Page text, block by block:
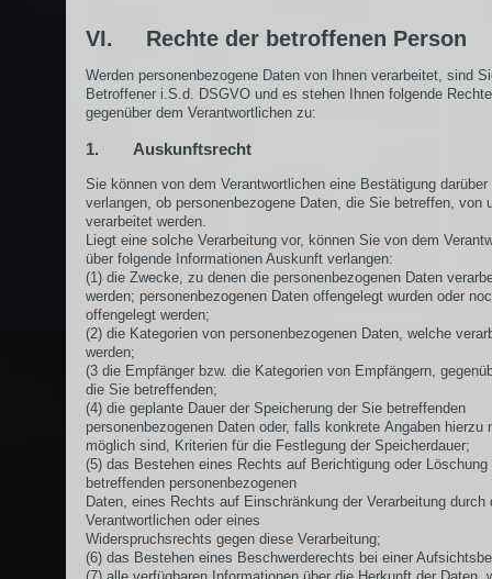
VI. Rechte der betroffenen Person
Werden personenbezogene Daten von Ihnen verarbeitet, sind
Betroffener i.S.d. DSGVO und es stehen Ihnen folgende Rechte
gegenüber dem Verantwortlichen zu:
1. Auskunftsrecht
Sie können von dem Verantwortlichen eine Bestätigung darüber
verlangen, ob personenbezogene Daten, die Sie betreffen, von
verarbeitet werden.
Liegt eine solche Verarbeitung vor, können Sie von dem
über folgende Informationen Auskunft verlangen:
(1) die Zwecke, zu denen die personenbezogenen Daten
werden; personenbezogenen Daten offengelegt wurden oder
offengelegt werden;
(2) die Kategorien von personenbezogenen Daten, welche
werden;
(3 die Empfänger bzw. die Kategorien von Empfängern,
die Sie betreffenden;
(4) die geplante Dauer der Speicherung der Sie betreffenden
personenbezogenen Daten oder, falls konkrete Angaben hierzu
möglich sind, Kriterien für die Festlegung der Speicherdauer;
(5) das Bestehen eines Rechts auf Berichtigung oder Löschung
betreffenden personenbezogenen
Daten, eines Rechts auf Einschränkung der Verarbeitung durch
Verantwortlichen oder eines
Widerspruchsrechts gegen diese Verarbeitung;
(6) das Bestehen eines Beschwerderechts bei einer